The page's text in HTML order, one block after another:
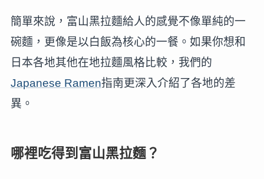
簡單來說，富山黑拉麵給人的感覺不像單純的一
碗麵，更像是以白飯為核心的一餐。如果你想和
日本各地其他在地拉麵風格比較，我們的
Japanese Ramen指南更深入介紹了各地的差
異。
哪裡吃得到富山黑拉麵？